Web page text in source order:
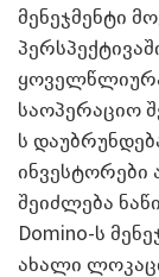
მენეჯმენტი
საოპერაციო
ს
ინვესტორები
შეიძლება
Domino-ს
ახალი